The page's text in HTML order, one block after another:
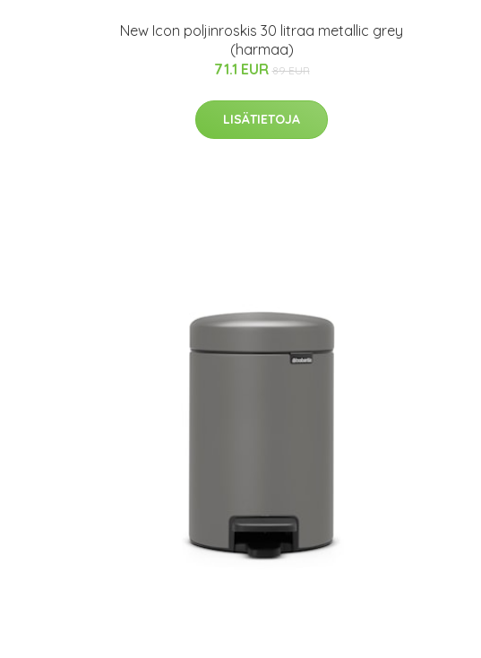
New Icon poljinroskis 30 litraa metallic grey
(harmaa)
71.1 EUR 89 EUR
LISÄTIETOJA